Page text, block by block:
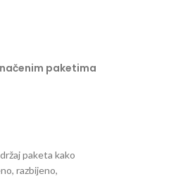
paketima
paketa kako
razbijeno,